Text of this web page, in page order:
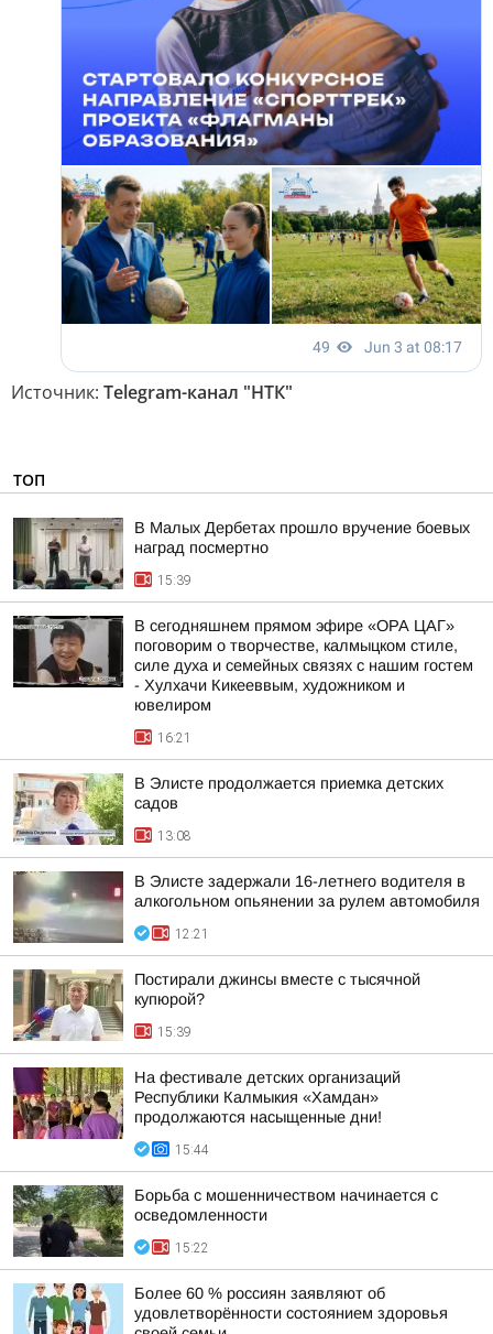
Источник: Telegram-канал "НТК"
ТОП
В Малых Дербетах прошло вручение боевых
наград посмертно
15:39
В сегодняшнем прямом эфире «ОРА ЦАГ»
поговорим о творчестве, калмыцком стиле,
силе духа и семейных связях с нашим гостем
- Хулхачи Кикееввым, художником и
ювелиром
16:21
В Элисте продолжается приемка детских
садов
13:08
В Элисте задержали 16-летнего водителя в
алкогольном опьянении за рулем автомобиля
12:21
Постирали джинсы вместе с тысячной
купюрой?
15:39
На фестивале детских организаций
Республики Калмыкия «Хамдан»
продолжаются насыщенные дни!
15:44
Борьба с мошенничеством начинается с
осведомленности
15:22
Более 60 % россиян заявляют об
удовлетворённости состоянием здоровья